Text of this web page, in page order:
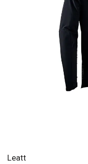
Leatt